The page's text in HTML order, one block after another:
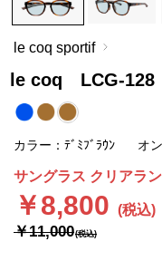
le coq sportif
le coq LCG-128
カラー：ﾃﾞﾐﾌﾞﾗｳﾝ オ
サングラス クリアラ
￥8,800
￥11,000